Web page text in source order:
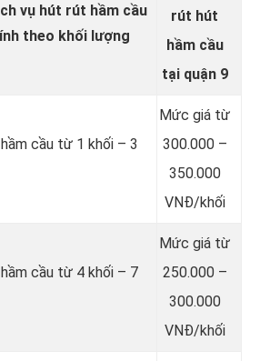
vụ hút rút hầm cầu
theo khối lượng
rút hút
hầm cầu
tại quận 9
cầu từ 1 khối – 3
Mức giá từ
300.000 –
350.000
VNĐ/khối
cầu từ 4 khối – 7
Mức giá từ
250.000 –
300.000
VNĐ/khối